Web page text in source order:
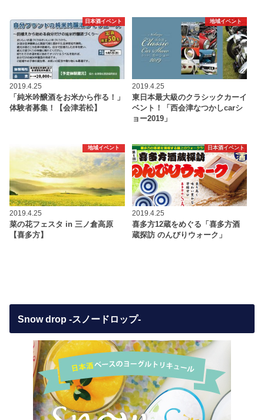
日本酒イベント
2019.4.25
「純米吟醸酒をお米から作る！」
体験者募集！【会津若松】
地域イベント
2019.4.25
東日本最大級のクラシックカーイ
ベント！「西会津なつかしcarシ
ョー2019」
地域イベント
2019.4.25
菜の花フェスタ in 三ノ倉高原
【喜多方】
日本酒イベント
2019.4.25
喜多方12蔵をめぐる「喜多方酒
蔵探訪 のんびりウォーク」
Snow drop -スノードロップ-